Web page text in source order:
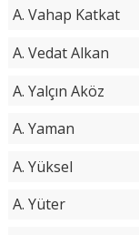
A. Vahap Katkat
A. Vedat Alkan
A. Yalçın Aköz
A. Yaman
A. Yüksel
A. Yüter